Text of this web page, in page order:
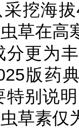
挖海
草在高
分更为
版药
特别说
草素仅